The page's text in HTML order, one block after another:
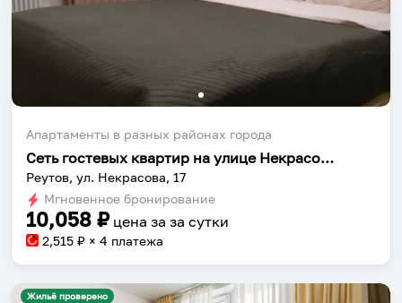
Апартаменты в разных районах города
Сеть гостевых квартир на улице Некрасова 17
Реутов, ул. Некрасова, 17
Мгновенное бронирование
10,058 ₽ цена за за сутки
2,515 ₽ × 4 платежа
Жильё проверено